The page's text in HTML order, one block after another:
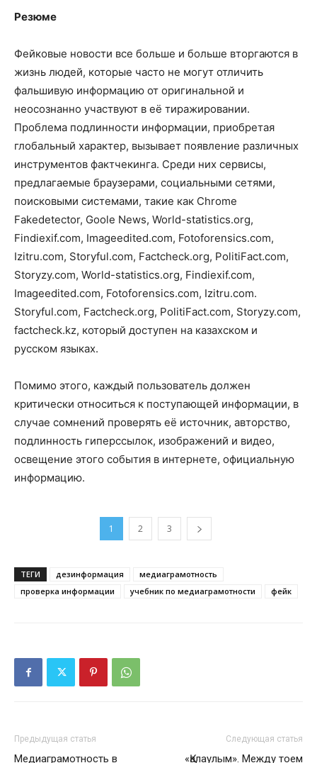
Резюме
Фейковые новости все больше и больше вторгаются в
жизнь людей, которые часто не могут отличить
фальшивую информацию от оригинальной и
неосознанно участвуют в её тиражировании.
Проблема подлинности информации, приобретая
глобальный характер, вызывает появление различных
инструментов фактчекинга. Среди них сервисы,
предлагаемые браузерами, социальными сетями,
поисковыми системами, такие как Chrome
Fakedetector, Goole News, World-statistics.org,
Findiexif.com, Imageedited.com, Fotoforensics.com,
Izitru.com, Storyful.com, Factcheck.org, PolitiFact.com,
Storyzy.com, World-statistics.org, Findiexif.com,
Imageedited.com, Fotoforensics.com, Izitru.com.
Storyful.com, Factcheck.org, PolitiFact.com, Storyzy.com,
factcheck.kz, который доступен на казахском и
русском языках.
Помимо этого, каждый пользователь должен
критически относиться к поступающей информации, в
случае сомнений проверять её источник, авторство,
подлинность гиперссылок, изображений и видео,
освещение этого события в интернете, официальную
информацию.
1 2 3
ТЕГИ дезинформация
медиаграмотность
проверка информации
учебник по медиаграмотности фейк
Предыдущая статья
Медиаграмотность в
Следующая статья
«Қалаулым». Между тоем